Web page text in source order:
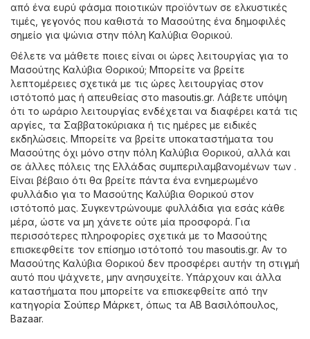
από ένα ευρύ φάσμα ποιοτικών προϊόντων σε ελκυστικές
τιμές, γεγονός που καθιστά το Μασούτης ένα δημοφιλές
σημείο για ψώνια στην πόλη Καλύβια Θορικού.
Θέλετε να μάθετε ποιες είναι οι ώρες λειτουργίας για το
Μασούτης Καλύβια Θορικού; Μπορείτε να βρείτε
λεπτομέρειες σχετικά με τις ώρες λειτουργίας στον
ιστότοπό μας ή απευθείας στο masoutis.gr. Λάβετε υπόψη
ότι το ωράριο λειτουργίας ενδέχεται να διαφέρει κατά τις
αργίες, τα Σαββατοκύριακα ή τις ημέρες με ειδικές
εκδηλώσεις. Μπορείτε να βρείτε υποκαταστήματα του
Μασούτης όχι μόνο στην πόλη Καλύβια Θορικού, αλλά και
σε άλλες πόλεις της Ελλάδας συμπεριλαμβανομένων των .
Είναι βέβαιο ότι θα βρείτε πάντα ένα ενημερωμένο
φυλλάδιο για το Μασούτης Καλύβια Θορικού στον
ιστότοπό μας. Συγκεντρώνουμε φυλλάδια για εσάς κάθε
μέρα, ώστε να μη χάνετε ούτε μία προσφορά. Για
περισσότερες πληροφορίες σχετικά με το Μασούτης
επισκεφθείτε τον επίσημο ιστότοπό του masoutis.gr. Αν το
Μασούτης Καλύβια Θορικού δεν προσφέρει αυτήν τη στιγμή
αυτό που ψάχνετε, μην ανησυχείτε. Υπάρχουν και άλλα
καταστήματα που μπορείτε να επισκεφθείτε από την
κατηγορία Σούπερ Μάρκετ , όπως τα ΑΒ Βασιλόπουλος
Bazaar.